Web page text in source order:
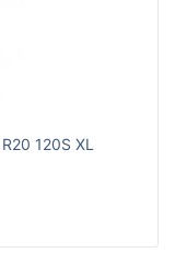
120S XL